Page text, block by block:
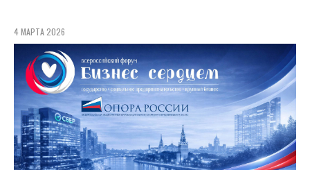
4 МАРТА 2026